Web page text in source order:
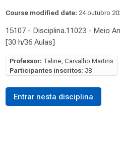
Course modified date: 24 outubro
15107 - Disciplina.11023 - Meio
[30 h/36 Aulas]
Professor: Taline, Carvalho Martins
Participantes inscritos: 38
Entrar nesta disciplina